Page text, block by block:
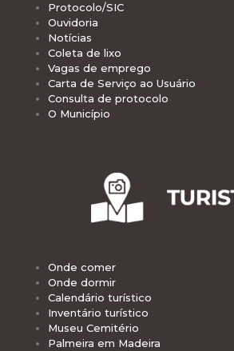
Protocolo/SIC
Ouvidoria
Notícias
Coleta de lixo
Vagas de emprego
Carta de Serviço ao Usuário
Consulta de protocolo
O Município
Onde comer
Onde dormir
Calendário turístico
Inventário turístico
Museu Cemitério
Palmeira em Madeira